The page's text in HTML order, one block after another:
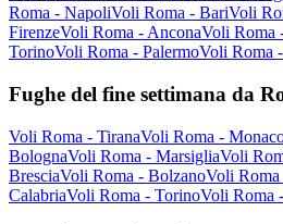
Roma - NapoliVoli Roma - BariVoli
FirenzeVoli Roma - AnconaVoli Roma
TorinoVoli Roma - PalermoVoli Roma
Fughe del fine settimana da
Voli Roma - TiranaVoli Roma -
BolognaVoli Roma - MarsigliaVoli
BresciaVoli Roma - BolzanoVoli Roma
CalabriaVoli Roma - TorinoVoli Roma